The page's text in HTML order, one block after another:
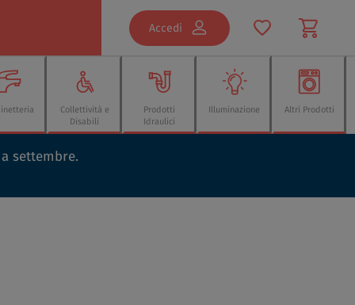
Accedi
Collettività e
Disabili
Prodotti
Idraulici
Illuminazione Altri Prodotti
settembre.